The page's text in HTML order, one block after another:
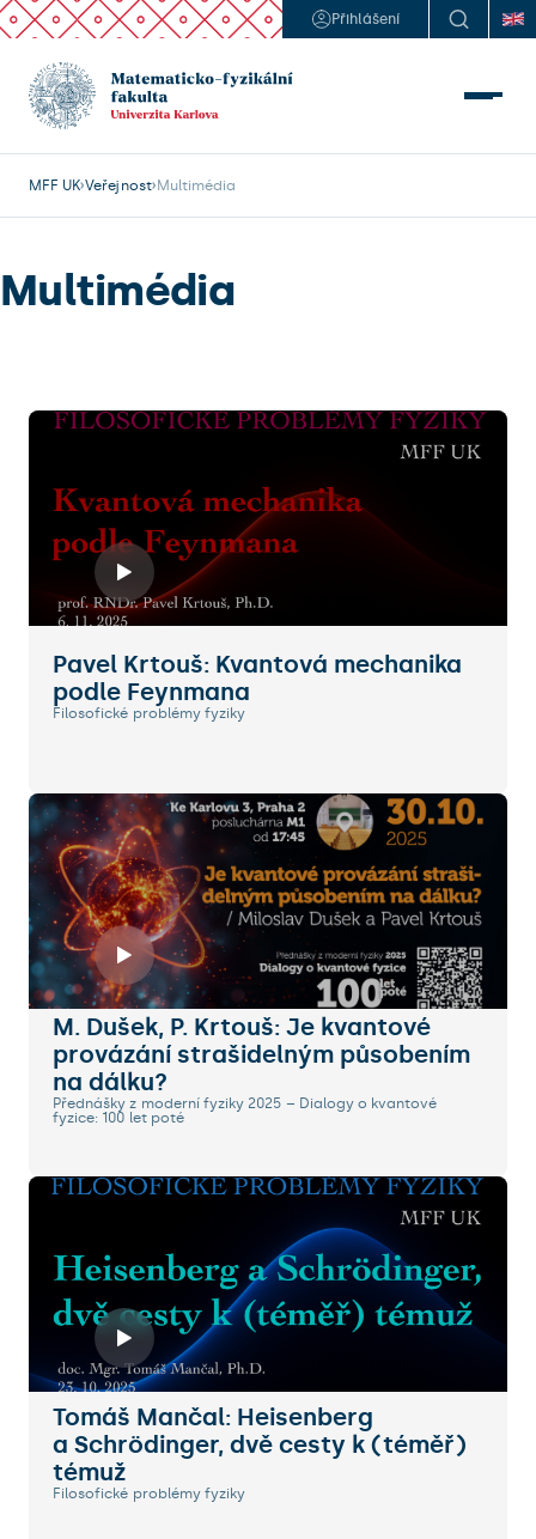
Přihlášení
MFF UK Veřejnost Multimédia
Multimédia
Pavel Krtouš: Kvantová mechanika
podle Feynmana
Filosofické problémy fyziky
M. Dušek, P. Krtouš: Je kvantové
provázání strašidelným působením
na dálku?
Přednášky z moderní fyziky 2025 – Dialogy o kvantové
fyzice: 100 let poté
Tomáš Mančal: Heisenberg
a Schrödinger, dvě cesty k (téměř)
témuž
Filosofické problémy fyziky